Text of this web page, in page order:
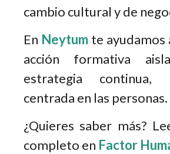
cambio cultural y de
En Neytum te ayudamos
acción formativa
estrategia
centrada en las personas.
¿Quieres saber más?
completo en Factor